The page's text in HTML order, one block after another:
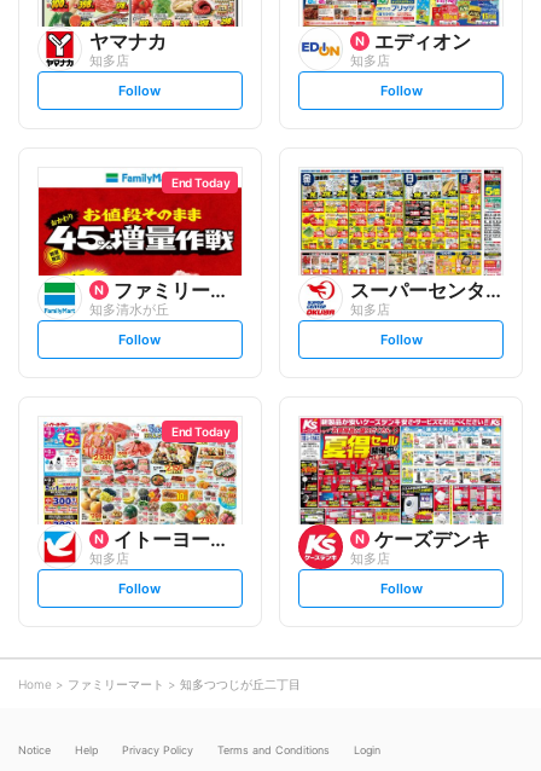
ヤマナカ
知多店
s
l
o
Follow
エディオン
知多店
s
l
o
w
Follow
End Today
ファミリーマート
知多清水が丘
s
l
o
w
Follow
スーパーセンターオークワ
知多店
s
l
o
w
Follow
End Today
イトーヨーカ堂
知多店
s
l
o
Follow
ケーズデンキ
知多店
s
l
Follow
Home ファミリーマート 知多つつじが丘二丁目
Notice Help Privacy Policy Terms and Conditions Login